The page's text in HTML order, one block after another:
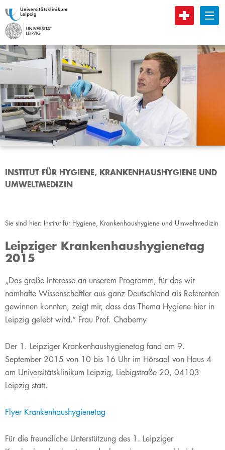
B
INSTITUT FÜR HYGIENE, KRANKENHAUSHYGIENE UND
UMWELTMEDIZIN
Sie sind hier: Institut für Hygiene, Krankenhaushygiene und Umweltmedizin
Leipziger Krankenhaushygienetag
2015
​„Das große Interesse an unserem Programm, für das wir
namhafte Wissenschaftler aus ganz Deutschland als Referenten
gewinnen konnten, zeigt mir, dass das Thema Hygiene hier in
Leipzig gelebt wird.“ Frau Prof. Chaberny
Der 1. Leipziger Krankenhaushygienetag fand am 9.
September 2015 von 10 bis 16 Uhr im Hörsaal von Haus 4
am Universitätsklinikum Leipzig, Liebigstraße 20, 04103
Leipzig statt.
Flyer Krankenhaushygienetag
Für die freundliche Unterstützung des 1. Leipziger